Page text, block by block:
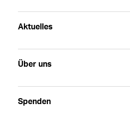
Aktuelles
Über uns
Spenden